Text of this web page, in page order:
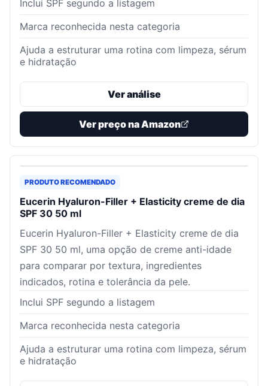
Inclui SPF segundo a listagem
Marca reconhecida nesta categoria
Ajuda a estruturar uma rotina com limpeza, sérum
e hidratação
Ver análise
Ver preço na Amazon
PRODUTO RECOMENDADO
Eucerin Hyaluron-Filler + Elasticity creme de dia
SPF 30 50 ml
Eucerin Hyaluron-Filler + Elasticity creme de dia
SPF 30 50 ml, uma opção de creme anti-idade
para comparar por textura, ingredientes
indicados, rotina e tolerância da pele.
Inclui SPF segundo a listagem
Marca reconhecida nesta categoria
Ajuda a estruturar uma rotina com limpeza, sérum
e hidratação